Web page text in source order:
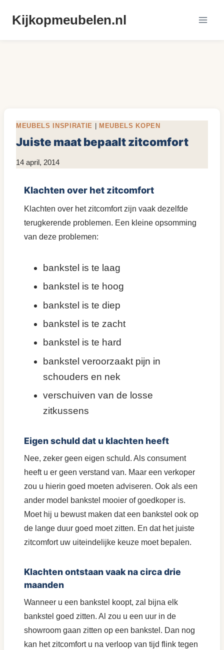
naarKijkopmeubelen.nl
MEUBELS INSPIRATIE MEUBELS KOPEN
Juiste maat bepaalt zitcomfort
Door
14 april, 2014
Klachten over het zitcomfort
Klachten over het zitcomfort zijn vaak dezelfde
terugkerende problemen. Een kleine opsomming
van deze problemen:
bankstel is te laag
bankstel is te hoog
bankstel is te diep
bankstel is te zacht
bankstel is te hard
bankstel veroorzaakt pijn in
schouders en nek
verschuiven van de losse
zitkussens
Eigen schuld dat u klachten heeft
Nee, zeker geen eigen schuld. Als consument
heeft u er geen verstand van. Maar een verkoper
zou u hierin goed moeten adviseren. Ook als een
ander model bankstel mooier of goedkoper is.
Moet hij u bewust maken dat een bankstel ook op
de lange duur goed moet zitten. En dat het juiste
zitcomfort uw uiteindelijke keuze moet bepalen.
Klachten ontstaan vaak na circa drie
maanden
Wanneer u een bankstel koopt, zal bijna elk
bankstel goed zitten. Al zou u een uur in de
showroom gaan zitten op een bankstel. Dan nog
kan het zitcomfort u na verloop van tijd flink tegen